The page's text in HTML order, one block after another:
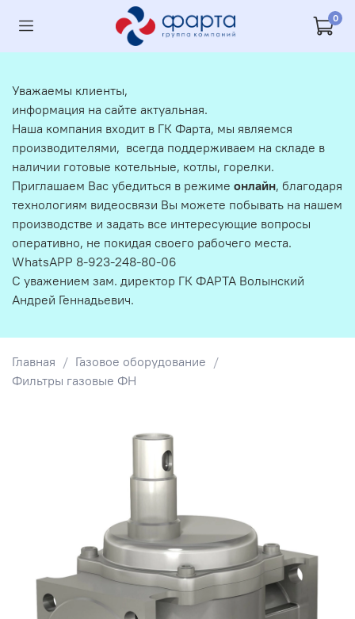
0
Главная
Газовое оборудование
Фильтры газовые ФН
Уважаемы клиенты,
информация на сайте актуальная.
Наша компания входит в ГК Фарта, мы являемся
производителями, всегда поддерживаем на складе в
наличии готовые котельные, котлы, горелки.
Приглашаем Вас убедиться в режиме онлайн, благодаря
технологиям видеосвязи Вы можете побывать на нашем
производстве и задать все интересующие вопросы
оперативно, не покидая своего рабочего места.
WhatsAPP 8-923-248-80-06
С уважением зам. директор ГК ФАРТА Волынский
Андрей Геннадьевич.